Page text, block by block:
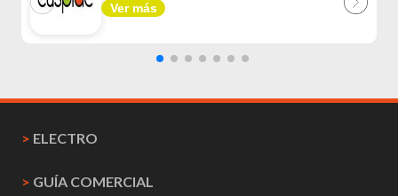
Ver más
> ELECTRO
> GUÍA COMERCIAL